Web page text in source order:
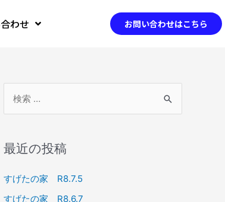
わせ お問い合わせはこちら
最近の投稿
すげたの家 R8.7.5
すげたの家 R8.6.7